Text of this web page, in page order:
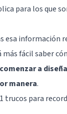
para los que
esa información
más fácil saber
a
manera.
trucos para